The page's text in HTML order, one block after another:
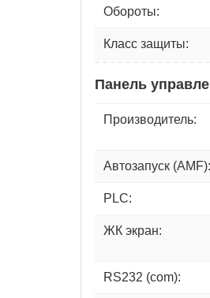
Обороты:
Класс защиты:
Панель
Производитель:
Автозапуск (AMF):
PLC:
ЖК экран:
RS232 (com):